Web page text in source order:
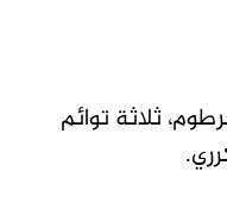
ثلاثة توائم